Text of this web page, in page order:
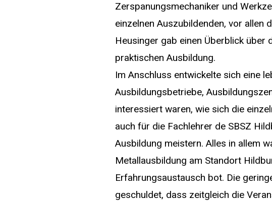
Zerspanungsmechaniker und
einzelnen Auszubildenden, vor
Heusinger gab einen Überblick über
praktischen Ausbildung.
Im Anschluss entwickelte sich eine
Ausbildungsbetriebe,
interessiert waren, wie sich die
auch für die Fachlehrer de SBSZ
Ausbildung meistern. Alles in allem
Metallausbildung am Standort
Erfahrungsaustausch bot. Die
geschuldet, dass zeitgleich die